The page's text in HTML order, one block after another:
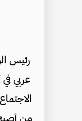
عربي
من